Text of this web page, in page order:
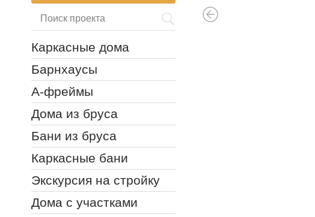
Каркасные дома
Барнхаусы
А-фреймы
Дома из бруса
Бани из бруса
Каркасные бани
Экскурсия на стройку
Дома с участками